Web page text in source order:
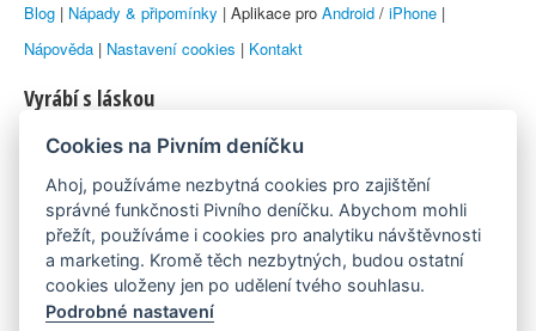
Blog | Nápady & připomínky | Aplikace pro Android / iPhone |
Nápověda | Nastavení cookies | Kontakt
Vyrábí s láskou
© 2010–2026 byLukáš Zemanaka Emka
Máme rádi
Pivní.info
Poznámka pod čarou
Cookies na Pivním deníčku
Ahoj, používáme nezbytná cookies pro zajištění
správné funkčnosti Pivního deníčku. Abychom mohli
přežít, používáme i cookies pro analytiku návštěvnosti
a marketing. Kromě těch nezbytných, budou ostatní
cookies uloženy jen po udělení tvého souhlasu.
Podrobné nastavení